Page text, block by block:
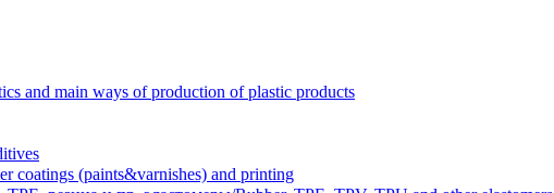
and main ways of production of plastic products
coatings (paints&varnishes) and printing